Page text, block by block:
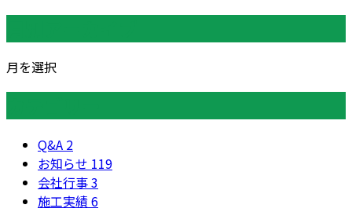
月を選択
Q&A 2
お知らせ 119
会社行事3
施工実績6